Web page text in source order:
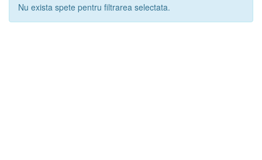
Nu exista spete pentru filtrarea selectata.